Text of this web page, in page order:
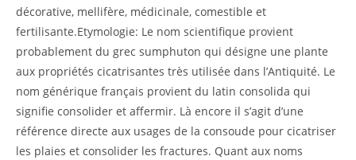
décorative, mellifère, médicinale, comestible et
fertilisante.Etymologie: Le nom scientifique provient
probablement du grec sumphuton qui désigne une plante
aux propriétés cicatrisantes très utilisée dans l’Antiquité. Le
nom générique français provient du latin consolida qui
signifie consolider et affermir. Là encore il s’agit d’une
référence directe aux usages de la consoude pour cicatriser
les plaies et consolider les fractures. Quant aux noms